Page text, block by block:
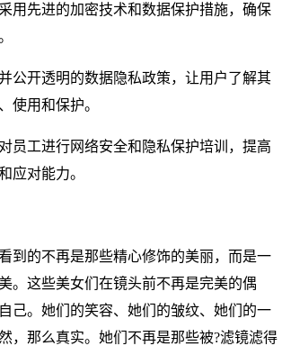
用先进的加密技术和数据保护措施，确保
公开透明的数据隐私政策，让用户了解其
使用和保护。
员工进行网络安全和隐私保护培训，提高
应对能力。
到的不再是那些精心修饰的美丽，而是一
。这些美女们在镜头前不再是完美的偶
己。她们的笑容、她们的皱纹、她们的一
，那么真实。她们不再是那些被?滤镜滤得